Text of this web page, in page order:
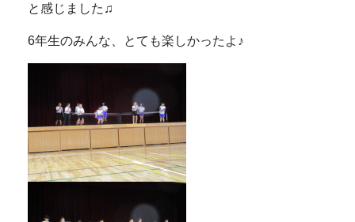
と感じました♫
6年生のみんな、とても楽しかったよ♪